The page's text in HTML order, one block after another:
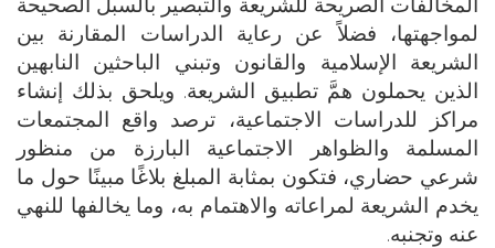
لمواجهتها، فضلاً عن رعاية الدراسات المقارنة بين
الشريعة الإسلامية والقانون وتبني الباحثين النابهين
الذين يحملون همَّ تطبيق الشريعة. ويلحق بذلك إنشاء
مراكز للدراسات الاجتماعية، ترصد واقع المجتمعات
المسلمة والظواهر الاجتماعية البارزة من منظور
شرعي حضاري، فتكون بمثابة المبلغ بلاغًا مبينًا حول ما
يخدم الشريعة لمراعاته والاهتمام به، وما يخالفها للنهي
عنه وتجنبه.